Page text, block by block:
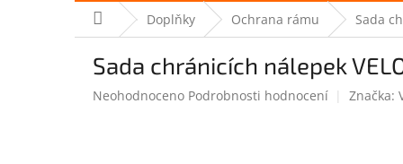
Domů Doplňky Ochrana rámu Sada
Sada chránicích nálepek
Průměrné
Neohodnoceno Podrobnosti hodnocení Značka: